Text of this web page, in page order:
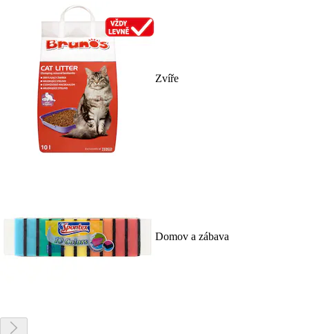
Zvíře
Domov a zábava